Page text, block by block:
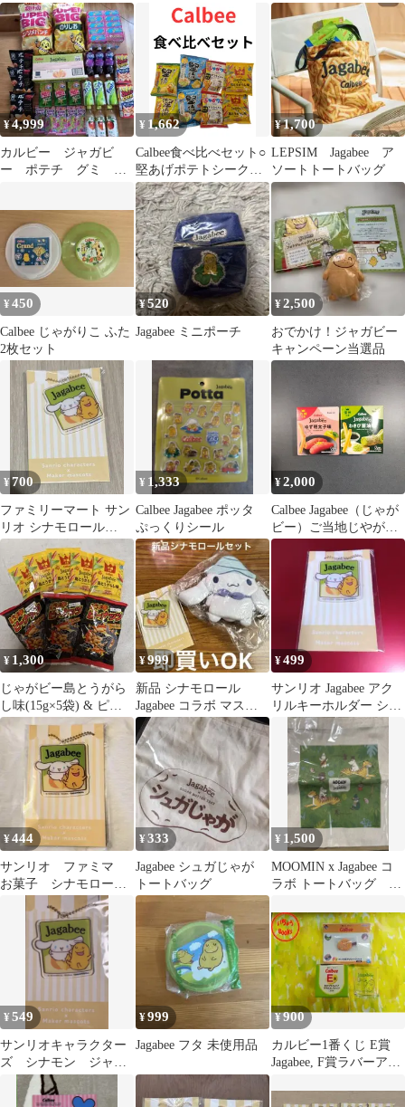
アクリルチャーム 2種
¥4,999
カルビー ジャガビ
ー ポテチ グミ フ
¥ 1,662
Calbee食べ比べセット○
堅あげポテトシークヮ
ーサー味《15g✕2袋》○
堅あげポテトアーサそ
ば味《15g✕2袋》○じゃ
かりこタコライス味
《20g✕2袋》○Jagabee島
とうがらし味《15g✕2
袋》
¥1,700
LEPSIM Jagabee ア
ソートトートバッグ
¥450
Calbee じゃがりこ ふた
2枚セット
¥520
Jagabee ミニポーチ
¥2,500
おでかけ！ジャガビー
キャンペーン当選品
¥700
ファミリーマート サン
リオ シナモロール
Jagabee アクリルチャー
¥ 1,333
Calbee Jagabee ポッタ
ぷっくりシール
¥2,000
Calbee Jagabee（じゃが
ビー）ご当地じやがい
もスティック 2種食べ
¥ 1,300
じゃがビー島とうがら
し味(15g×5袋) & ピリ
辛ピーナッツ×3袋
¥999
新品 シナモロール
Jagabee コラボ マスコ
ット セット
¥499
サンリオ Jagabee アク
リルキーホルダー シナ
モロール
¥444
サンリオ ファミマ
お菓子 シナモロール
アクリルキーホルダー
¥333
Jagabee シュガじゃが
トートバッグ
¥ 1,500
MOOMIN x Jagabee コ
ラボ トートバッグ 非
¥549
サンリオキャラクター
ズ シナモン ジャガ
ビー ファミリーマー
¥999
Jagabee フタ 未使用品
¥900
カルビー1番くじ E賞
Jagabee, F賞ラバーアソ